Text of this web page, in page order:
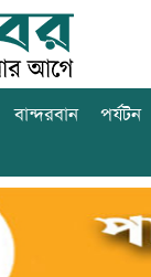
বান্দরবান পর্যটন